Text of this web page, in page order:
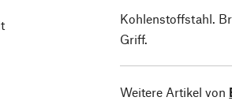
Kohlenstoffstahl.
Griff.
Weitere Artikel von